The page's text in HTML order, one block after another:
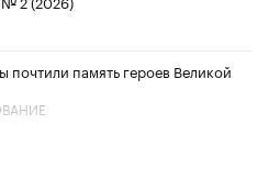
память героев Великой